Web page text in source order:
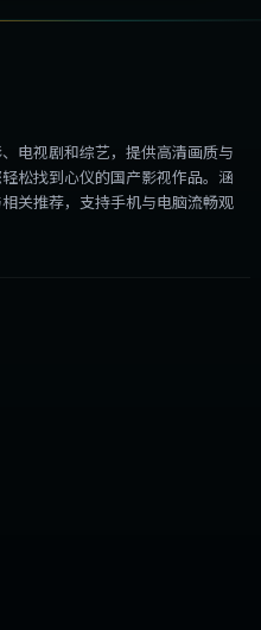
电视剧和综艺，提供高清画质与
松找到心仪的国产影视作品。涵
关推荐，支持手机与电脑流畅观